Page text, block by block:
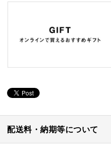
配送料・納期等について